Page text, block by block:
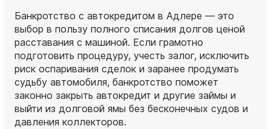
Банкротство с автокредитом в Адлере — это
выбор в пользу полного списания долгов ценой
расставания с машиной. Если грамотно
подготовить процедуру, учесть залог, исключить
риск оспаривания сделок и заранее продумать
судьбу автомобиля, банкротство поможет
законно закрыть автокредит и другие займы и
выйти из долговой ямы без бесконечных судов и
давления коллекторов.